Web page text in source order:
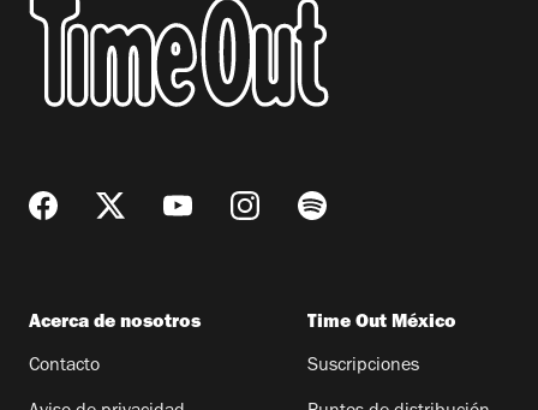
Acerca de nosotros
Contacto
Time Out México
Suscripciones